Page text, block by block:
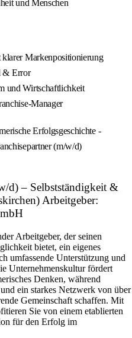
und Menschen
Markenpositionierung
& Error
und Wirtschaftlichkeit
Manager
Erfolgsgeschichte -
(m/w/d)
d) – Selbstständigkeit &
Arbeitgeber:
Arbeitgeber, der seinen
bietet, ein eigenes
umfassende Unterstützung und
Unternehmenskultur fördert
Denken, während
ein starkes Netzwerk von über
Gemeinschaft schaffen. Mit
Sie von einem etablierten
für den Erfolg im